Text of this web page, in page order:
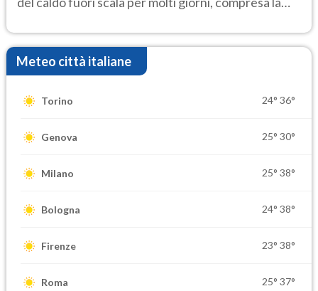
Meteo città italiane
Torino 24° 36°
Genova 25° 30°
Milano 25° 38°
Bologna 24° 38°
Firenze 23° 38°
Roma 25° 37°